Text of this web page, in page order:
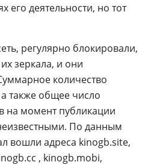
его деятельности, но тот
регулярно блокировали,
зеркала, и они
количество
также общее число
на момент публикации
По данным
вошли адреса kinogb.site,
, kinogb.mobi,